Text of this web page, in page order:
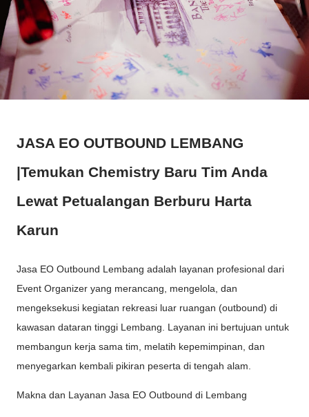
JASA EO OUTBOUND LEMBANG
|Temukan Chemistry Baru Tim Anda
Lewat Petualangan Berburu Harta
Karun
Jasa EO Outbound Lembang adalah layanan profesional dari
Event Organizer yang merancang, mengelola, dan
mengeksekusi kegiatan rekreasi luar ruangan (outbound) di
kawasan dataran tinggi Lembang. Layanan ini bertujuan untuk
membangun kerja sama tim, melatih kepemimpinan, dan
menyegarkan kembali pikiran peserta di tengah alam.
Makna dan Layanan Jasa EO Outbound di Lembang